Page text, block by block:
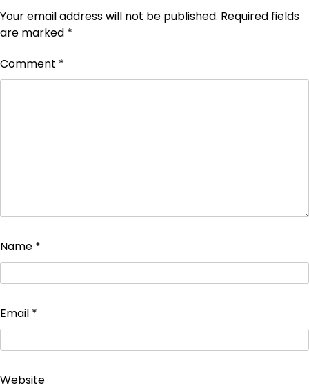
Your email address will not be published. Required fields
are marked *
Comment *
Name *
Email *
Website